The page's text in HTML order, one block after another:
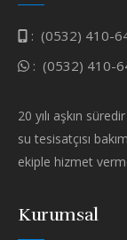
: (0532) 410-
: (0532) 410-
20 yılı aşkın
su tesisatçısı
ekiple hizmet
Kurumsal